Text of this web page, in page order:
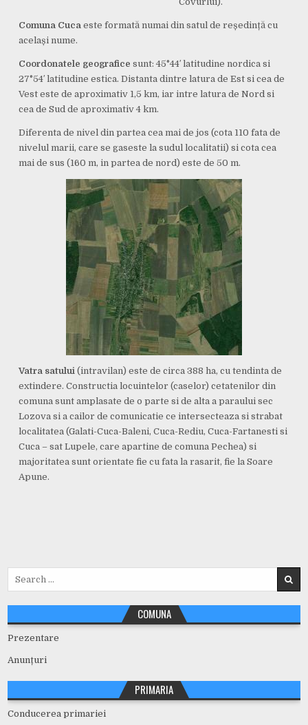
Comuna Cucaeste formată numai din satul de reședință cu
același nume.
Coordonatele geografice sunt: 45°44′ latitudine nordica si
27°54′ latitudine estica. Distanta dintre latura de Est si cea de
Vest este de aproximativ 1,5 km, iar intre latura de Nord si
cea de Sud de aproximativ 4 km.
Diferenta de nivel din partea cea mai de jos (cota 110 fata de
nivelul marii, care se gaseste la sudul localitatii) si cota cea
mai de sus (160 m, in partea de nord) este de 50 m.
Vatra satului (intravilan) este de circa 388 ha, cu tendinta de
extindere. Constructia locuintelor (caselor) cetatenilor din
comuna sunt amplasate de o parte si de alta a paraului sec
Lozova si a cailor de comunicatie ce intersecteaza si strabat
localitatea (Galati-Cuca-Baleni, Cuca-Rediu, Cuca-Fartanesti si
Cuca – sat Lupele, care apartine de comuna Pechea) si
majoritatea sunt orientate fie cu fata la rasarit, fie la Soare
Apune.
COMUNA
Prezentare
Anunțuri
PRIMARIA
Conducerea primariei